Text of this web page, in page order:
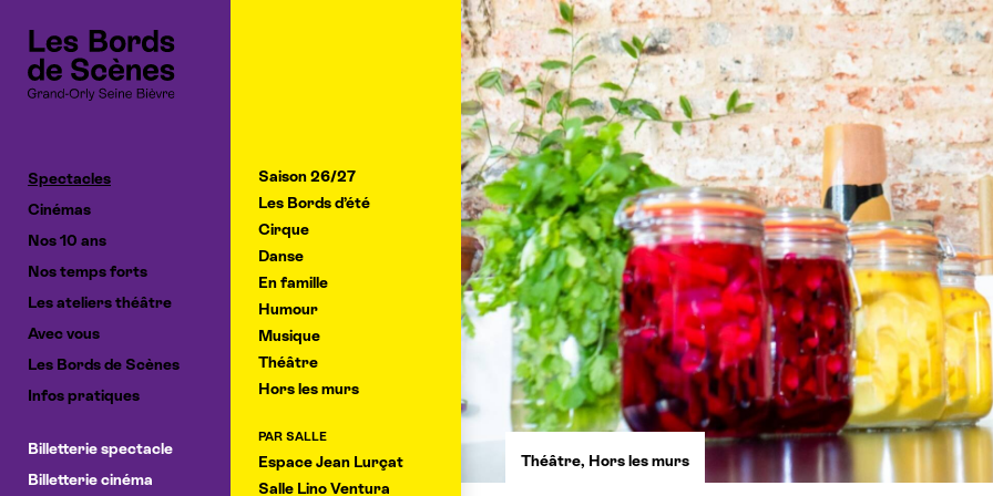
Spectacles
Saison 26/27
Les Bords d’été
Cirque
Danse
En famille
Humour
Musique
Théâtre
Hors les murs
PAR SALLE
Espace Jean Lurçat
Salle Lino Ventura
Cinémas
Nos 10 ans
Nos temps forts
Les ateliers théâtre
Avec vous
Les Bords de Scènes
Infos pratiques
Billetterie spectacle
Billetterie cinéma
Théâtre, Hors les murs